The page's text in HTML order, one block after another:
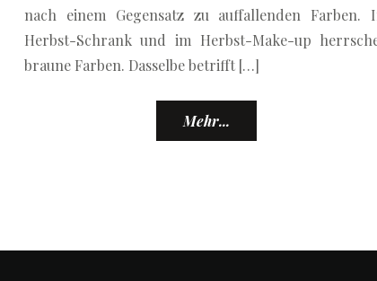
nach einem Gegensatz zu auffallenden Farben.
Herbst-Schrank und im Herbst-Make-up
braune Farben. Dasselbe betrifft […]
Mehr...